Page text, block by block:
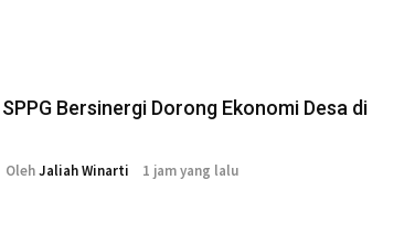
Bersinergi Dorong Ekonomi Desa di
OlehJaliah Winarti 1 jam yang lalu